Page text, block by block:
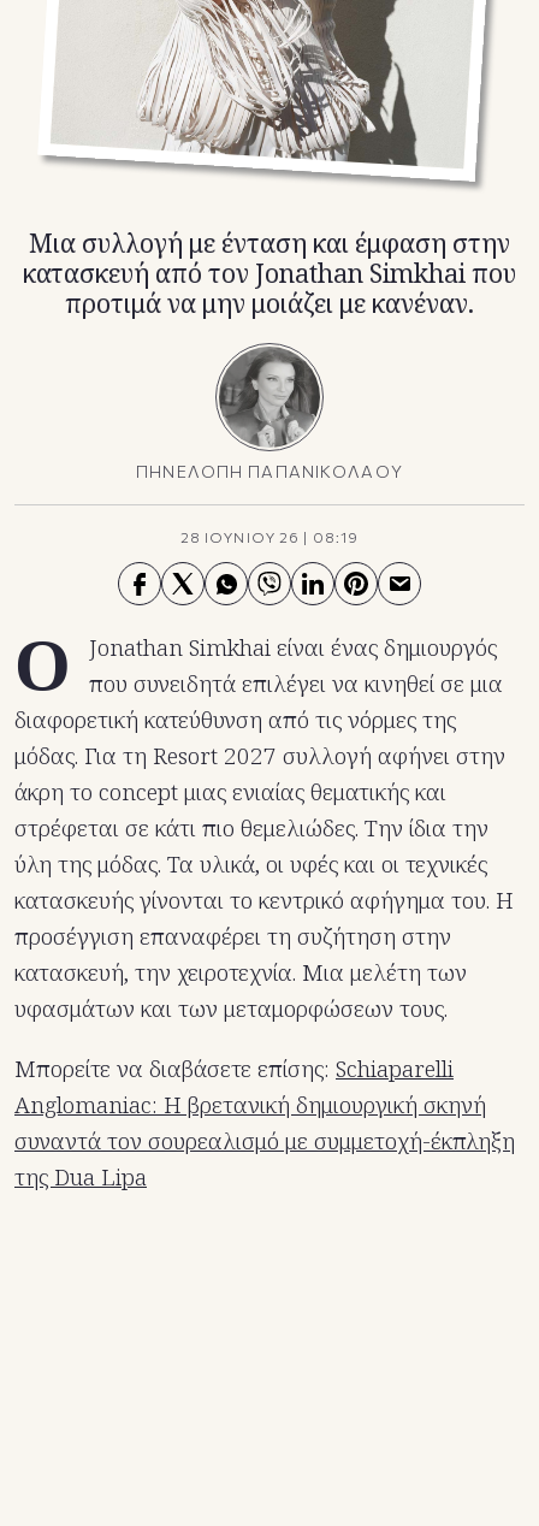
Μια συλλογή με ένταση και έμφαση στην
κατασκευή από τον Jonathan Simkhai που
προτιμά να μην μοιάζει με κανέναν.
ΠΗΝΕΛΟΠΗ ΠΑΠΑΝΙΚΟΛΑΟΥ
28 ΙΟΥΝΙΟΥ 26 | 08:19
Ο
Jonathan Simkhai είναι ένας δημιουργός
που συνειδητά επιλέγει να κινηθεί σε μια
διαφορετική κατεύθυνση από τις νόρμες της
μόδας. Για τη Resort 2027 συλλογή αφήνει στην
άκρη το concept μιας ενιαίας θεματικής και
στρέφεται σε κάτι πιο θεμελιώδες. Την ίδια την
ύλη της μόδας. Τα υλικά, οι υφές και οι τεχνικές
κατασκευής γίνονται το κεντρικό αφήγημα του. Η
προσέγγιση επαναφέρει τη συζήτηση στην
κατασκευή, την χειροτεχνία. Μια μελέτη των
υφασμάτων και των μεταμορφώσεων τους.
Μπορείτε να διαβάσετε επίσης: Schiaparelli
Anglomaniac: Η βρετανική δημιουργική σκηνή
συναντά τον σουρεαλισμό με συμμετοχή-έκπληξη
της Dua Lipa